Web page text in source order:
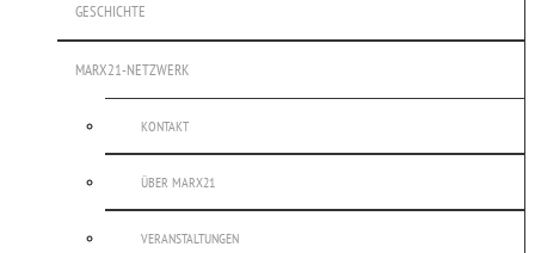
GESCHICHTE
MARX21-NETZWERK
KONTAKT
ÜBER MARX21
VERANSTALTUNGEN